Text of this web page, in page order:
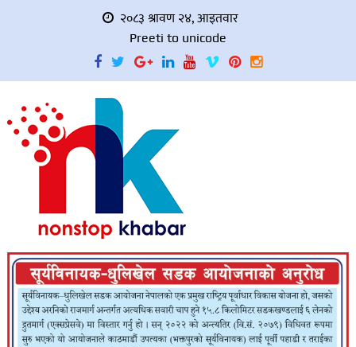
२०८३ श्रावण २४, आइतवार
Preeti to unicode